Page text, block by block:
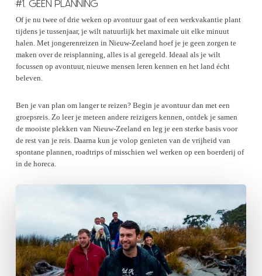
#1. GEEN PLANNING
Of je nu twee of drie weken op avontuur gaat of een werkvakantie plant
tijdens je tussenjaar, je wilt natuurlijk het maximale uit elke minuut
halen. Met jongerenreizen in Nieuw-Zeeland hoef je je geen zorgen te
maken over de reisplanning, alles is al geregeld. Ideaal als je wilt
focussen op avontuur, nieuwe mensen leren kennen en het land écht
beleven.
Ben je van plan om langer te reizen? Begin je avontuur dan met een
groepsreis. Zo leer je meteen andere reizigers kennen, ontdek je samen
de mooiste plekken van Nieuw-Zeeland en leg je een sterke basis voor
de rest van je reis. Daarna kun je volop genieten van de vrijheid van
spontane plannen, roadtrips of misschien wel werken op een boerderij of
in de horeca.